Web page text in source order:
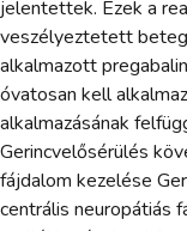
jelentettek. Ezek a
veszélyeztetett
alkalmazott
óvatosan kell
alkalmazásának
Gerincvelősérülés
fájdalom kezelése
centrális neuropátiás